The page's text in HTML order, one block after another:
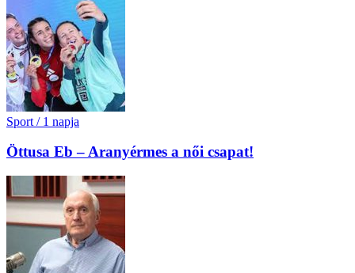
Sport / 1 napja
Öttusa Eb – Aranyérmes a női csapat!